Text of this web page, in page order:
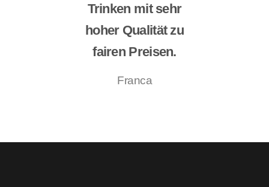
Trinken mit sehr
hoher Qualität zu
fairen Preisen.
Franca